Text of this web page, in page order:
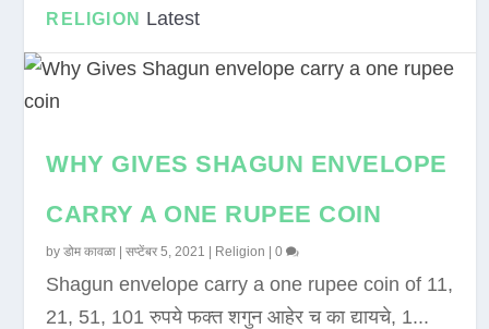
RELIGION Latest
WHY GIVES SHAGUN ENVELOPE
CARRY A ONE RUPEE COIN
byडोम कावळा |सप्टेंबर 5, 2021 Religion |0
Shagun envelope carry a one rupee coin of 11,
21, 51, 101 रुपये फक्त शगुन आहेर च का द्यायचे, 1...